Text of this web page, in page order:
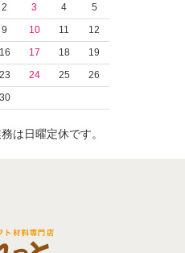
2 3 4
5
9 10 11
12
16 17 18
19
23 24 25
26
30
は日曜定休です。